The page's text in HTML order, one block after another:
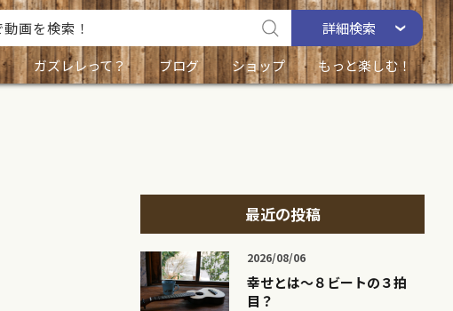
詳細検索
ガズレレって？ ブログ ショップ もっと楽しむ！
最近の投稿
2026/08/06
幸せとは〜８ビートの３拍
目？